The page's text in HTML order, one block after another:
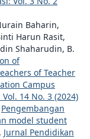
Baharin,
Harun Rasit,
Shaharudin, B.
of
of Teacher
Campus
14 No. 3 (2024)
Pengembangan
model student
, Jurnal Pendidikan